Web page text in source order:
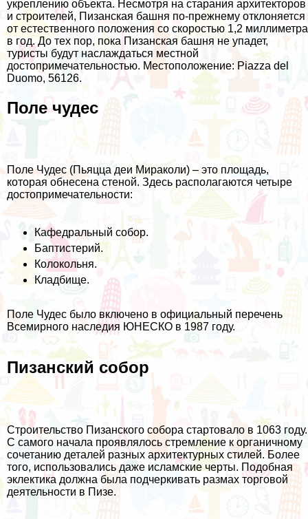
укреплению объекта. Несмотря на старания архитекторов
и строителей, Пизанская башня по-прежнему отклоняется
от естественного положения со скоростью 1,2 миллиметра
в год. До тех пор, пока Пизанская башня не упадет,
туристы будут наслаждаться местной
достопримечательностью. Местоположение: Piazza del
Duomo, 56126.
Поле чудес
Поле Чудес (Пьяцца деи Мираколи) – это площадь,
которая обнесена стеной. Здесь располагаются четыре
достопримечательности:
Кафедральный собор.
Баптистерий.
Колокольня.
Кладбище.
Поле Чудес было включено в официальный перечень
Всемирного наследия ЮНЕСКО в 1987 году.
Пизанский собор
Строительство Пизанского собора стартовало в 1063 году.
С самого начала проявлялось стремление к органичному
сочетанию деталей разных архитектурных стилей. Более
того, использовались даже исламские черты. Подобная
эклектика должна была подчеркивать размах торговой
деятельности в Пизе.